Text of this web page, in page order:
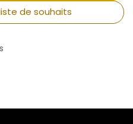
de souhaits